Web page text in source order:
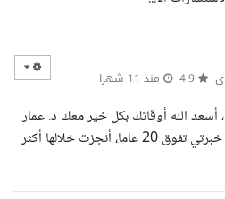
منذ 11 شهرا
أسعد الله أوقاتك بكل خير معك د. عمار
مستشار مالي قانوني ، بحمد الله خبرتي تفوق 20 عاما، أنجزت خلالها أكثر